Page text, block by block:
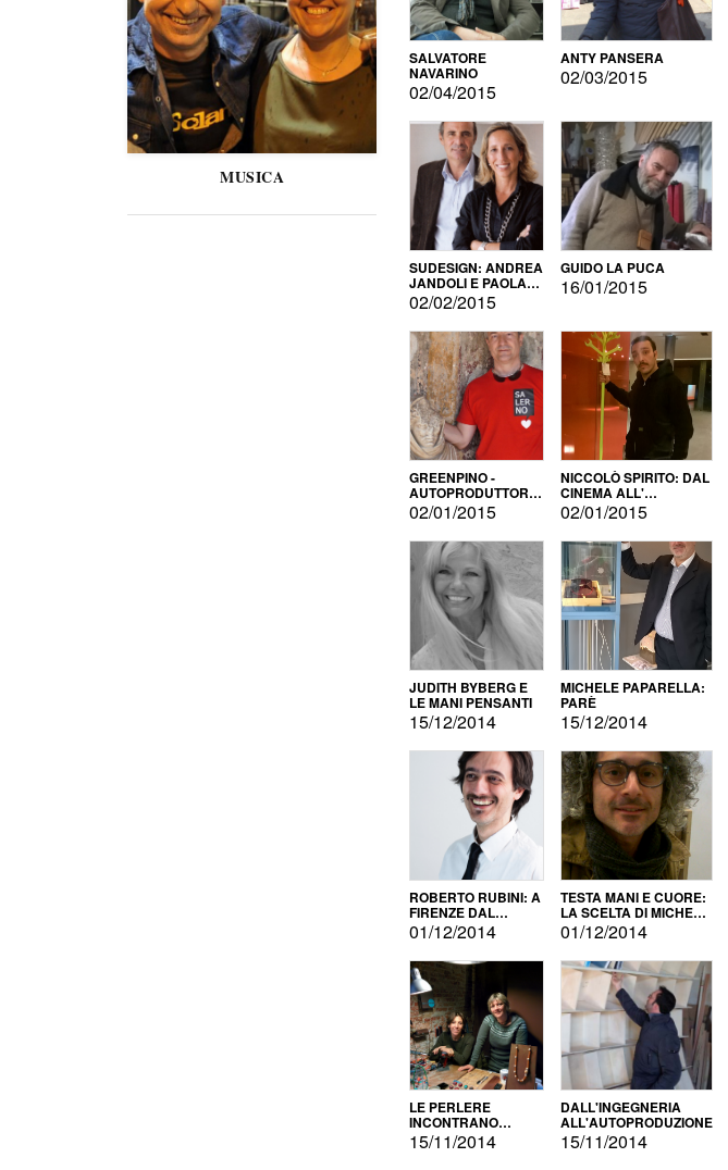
MUSICA
SALVATORE
NAVARINO
02/04/2015
ANTY PANSERA
02/03/2015
SUDESIGN: ANDREA
JANDOLI E PAOLA
PISAPIA
02/02/2015
GUIDO LA PUCA
16/01/2015
GREENPINO -
AUTOPRODUTTORE
PER AMORE
02/01/2015
NICCOLÒ SPIRITO: DAL
CINEMA ALL'
AUTOPRODUZIONE
02/01/2015
JUDITH BYBERG E
LE MANI PENSANTI
15/12/2014
MICHELE PAPARELLA:
PARÈ
15/12/2014
ROBERTO RUBINI: A
FIRENZE DAL
PRODOTTO ALLA
PROMOZIONE
01/12/2014
TESTA MANI E CUORE:
LA SCELTA DI MICHELE
BARBERIO
01/12/2014
LE PERLERE
INCONTRANO
L'AUTOPRODUZIONE
15/11/2014
DALL'INGEGNERIA
ALL'AUTOPRODUZIONE
15/11/2014